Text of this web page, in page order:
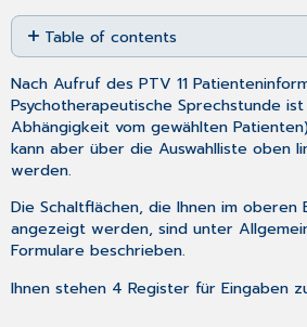
Save
as
PDF
Table of contents
Sprechstunde
Weiteres
Vorgehen
Ihr
nächster
Termin
Vermittlungscode
anfordern
Einverständniserklärung
NachAufruf des PTV 11
Psychotherapeutische Sprechstunde
Abhängigkeit vom gewählten
kann aber über die Auswahlliste oben
werden.
Die Schaltflächen, die Ihnen im oberen
angezeigt werden, sind unter
Formulare beschrieben.
Ihnen stehen 4 Register für Eingaben